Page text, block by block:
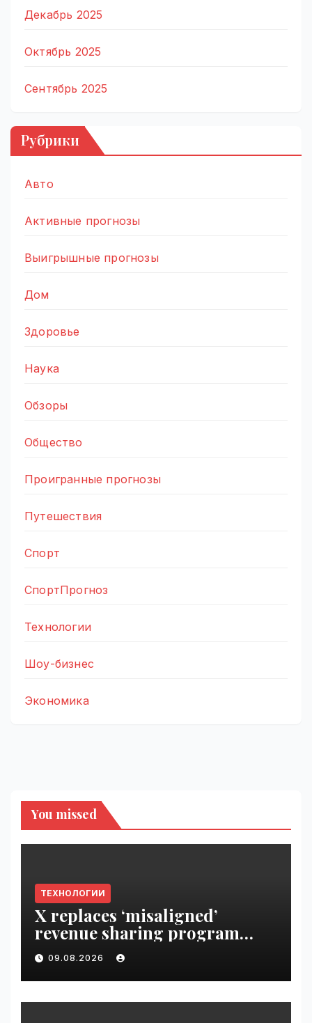
Декабрь 2025
Октябрь 2025
Сентябрь 2025
Рубрики
Авто
Активные прогнозы
Выигрышные прогнозы
Дом
Здоровье
Наука
Обзоры
Общество
Проигранные прогнозы
Путешествия
Спорт
СпортПрогноз
Технологии
Шоу-бизнес
Экономика
You missed
ТЕХНОЛОГИИ
X replaces ‘misaligned’
revenue sharing program
with Original Content
Rewards | VseTime.ru
09.08.2026